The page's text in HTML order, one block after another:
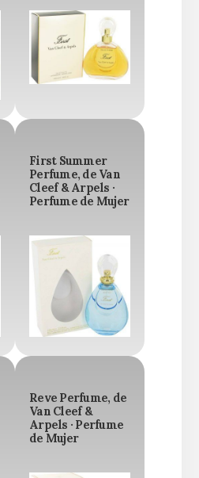
First Summer
Perfume, de Van
Cleef & Arpels ·
Perfume de Mujer
Reve Perfume, de
Van Cleef &
Arpels · Perfume
de Mujer